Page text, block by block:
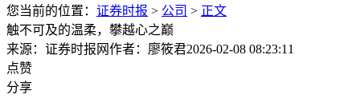
您当前的位置： 证券时报 > 公司 > 正文
触不可及的温柔，攀越心之巅
来源：证券时报网作者：廖筱君2026-02-08 08:23:11
点赞
分享